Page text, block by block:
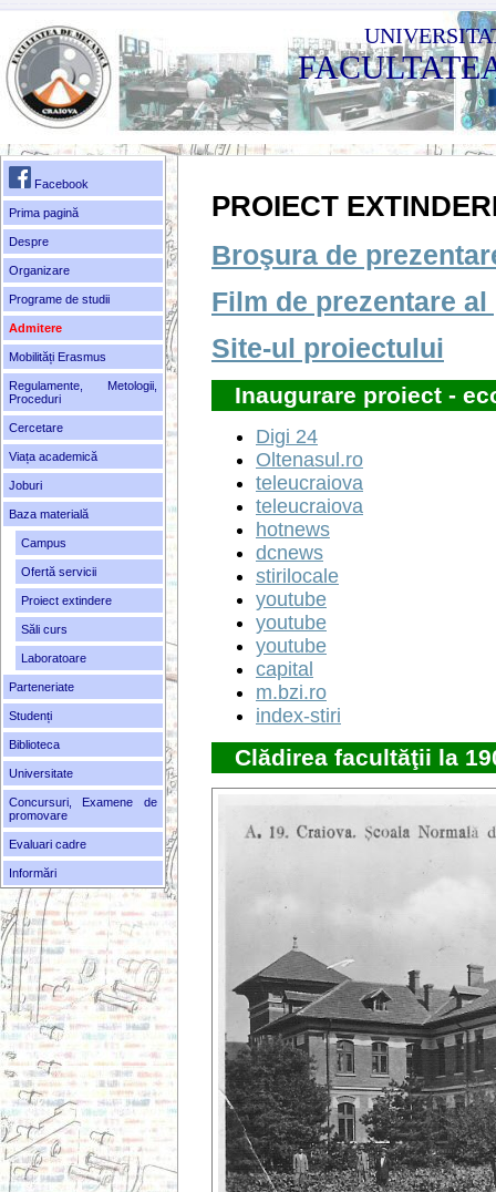
Facebook
Prima pagină
Despre
Organizare
Programe de studii
Admitere
Mobilități Erasmus
Regulamente, Metologii,
Proceduri
Cercetare
Viața academică
Joburi
Baza materială
Campus
Ofertă servicii
Proiect extindere
Săli curs
Laboratoare
Parteneriate
Studenți
Biblioteca
Universitate
Concursuri, Examene de
promovare
Evaluari cadre
Informări
PROIECT
Broşura de
Film de prezentare
Site-ul proiectului
Inaugurare proiect -
Digi 24
Oltenasul.ro
teleucraiova
teleucraiova
hotnews
dcnews
stirilocale
youtube
youtube
youtube
capital
m.bzi.ro
index-stiri
Clădirea facultăţii la